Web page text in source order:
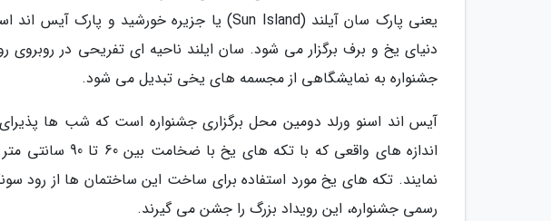
جشنواره به نمایشگاهی از مجسمه های یخی تبدیل می شود.
آیس اند اسنو ورلد دومین محل برگزاری جشنواره است که شب ها
اندازه های واقعی
نمایند. تکه های یخ مورد استفاده برای ساخت این ساختمان ها از رود
رسمی جشنواره، این رویداد بزرگ را جشن می گیرند.